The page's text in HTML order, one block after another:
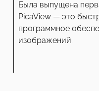
Была выпущена
PicaView — это
программное
изображений.